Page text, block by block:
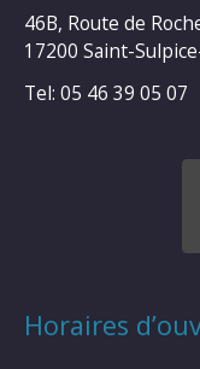
46B, Route de
17200 Saint-
Tel: 05 46 39 05 07
Horaires